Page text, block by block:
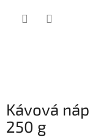
Kávová
250 g